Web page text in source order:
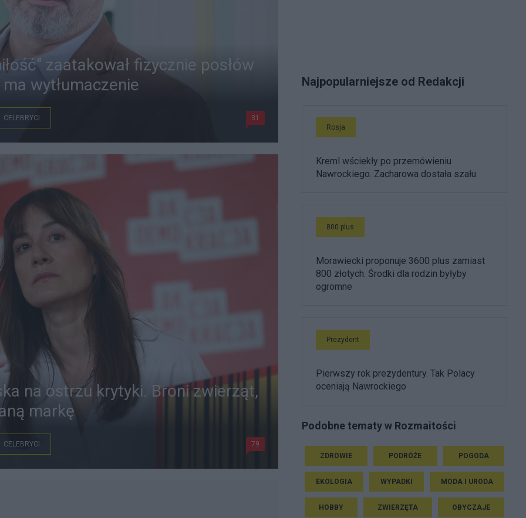
zaatakował fizycznie posłów
wytłumaczenie
CELEBRYCI 31
na ostrzu krytyki. Broni zwierząt,
markę
CELEBRYCI 79
Najpopularniejsze od Redakcji
Rosja
Kreml wściekły po przemówieniu
Nawrockiego. Zacharowa dostała szału
800 plus
Morawiecki proponuje 3600 plus zamiast
800 złotych. Środki dla rodzin byłyby
ogromne
Prezydent
Pierwszy rok prezydentury. Tak Polacy
oceniają Nawrockiego
Podobne tematy w Rozmaitości
ZDROWIE PODRÓŻE POGODA
EKOLOGIA WYPADKI MODA I URODA
HOBBY ZWIERZĘTA OBYCZAJE